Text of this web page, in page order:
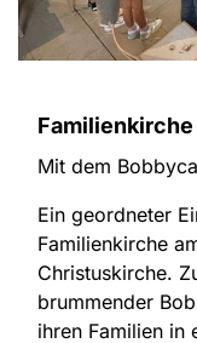
Mit dem
Ein geordneter
Familienkirche
Christuskirche.
brummender
ihren Familien in